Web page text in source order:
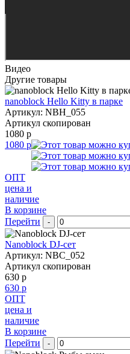
Видео
Другие товары
nanoblock Hello Kitty в парке
Артикул: NBH_055
Артикул скопирован
1080 р
1080 р
ОПТ
цена и
наличие
В корзине
Перейти
-
Nanoblock DJ-сет
Артикул: NBC_052
Артикул скопирован
630 р
630 р
ОПТ
цена и
наличие
В корзине
Перейти
-